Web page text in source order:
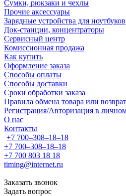
Сумки, рюкзаки и чехлы
Прочие аксессуары
Зарядные устройства для ноутбуков
Док-станции, концентраторы
Сервисный центр
Комиссионная продажа
Как купить
Оформление заказа
Способы оплаты
Способы доставки
Сроки обработки заказа
Правила обмена товара или
Регистрация/Авторизация в
О нас
Контакты
+7 700‒308‒18‒18
+7 700‒308‒18‒18
+7 700 803 18 18
timing@internet.ru
Заказать звонок
Задать вопрос